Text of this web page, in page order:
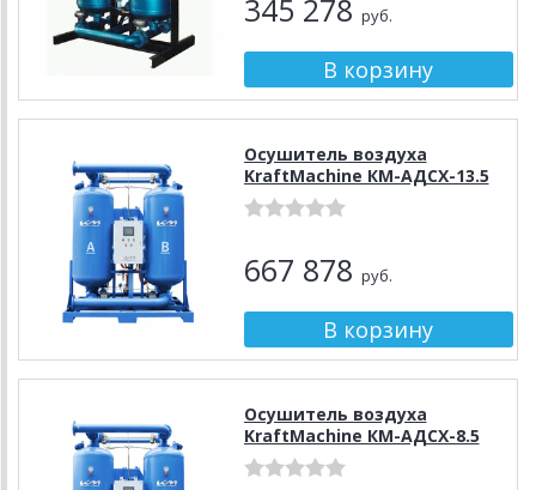
345 278 руб.
Осушитель воздуха
KraftMachine КМ-АДСХ-13.5
667 878 руб.
Осушитель воздуха
KraftMachine КМ-АДСХ-8.5